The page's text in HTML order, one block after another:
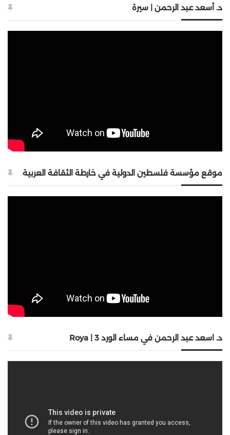
د. أسعد عبد الرحمن | سيرة
موقع مؤسسة فلسطين الدولية في خارطة الثقافة العربية
د. اسعد عبد الرحمن في مساء الورد 3 | Roya